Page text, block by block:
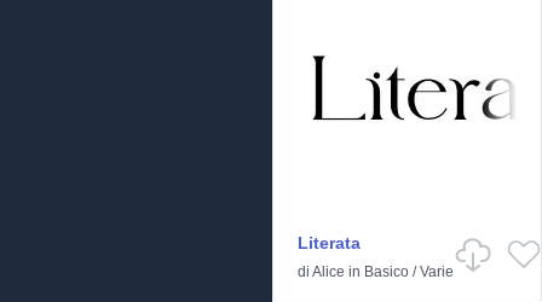
Literata
di Alice in Basico /Varie